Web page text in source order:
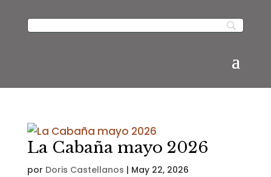
La Cabaña mayo 2026
por Doris Castellanos | May 22, 2026